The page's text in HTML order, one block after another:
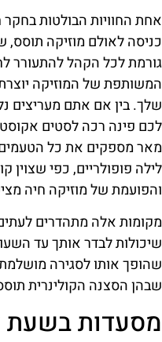
אחת החוויות הבולטות
כניסה לאולם מוזיקה תוסס,
גורמת לכל הקהל להתעורר
המשותפת של המוזיקה
שלך. בין אם אתם מעריצים
לכם פינה רכה לסטים
מאר מספקים את כל
לילה פופולריים, כפי שצוין
והפועמת של מוזיקה חיה
מקומות אלה מתהדרים
שיכולות לבדר אותך עד
שהופך אותו לסגירה
שבהן הסצנה הקולינרית
מסעדות בשעת